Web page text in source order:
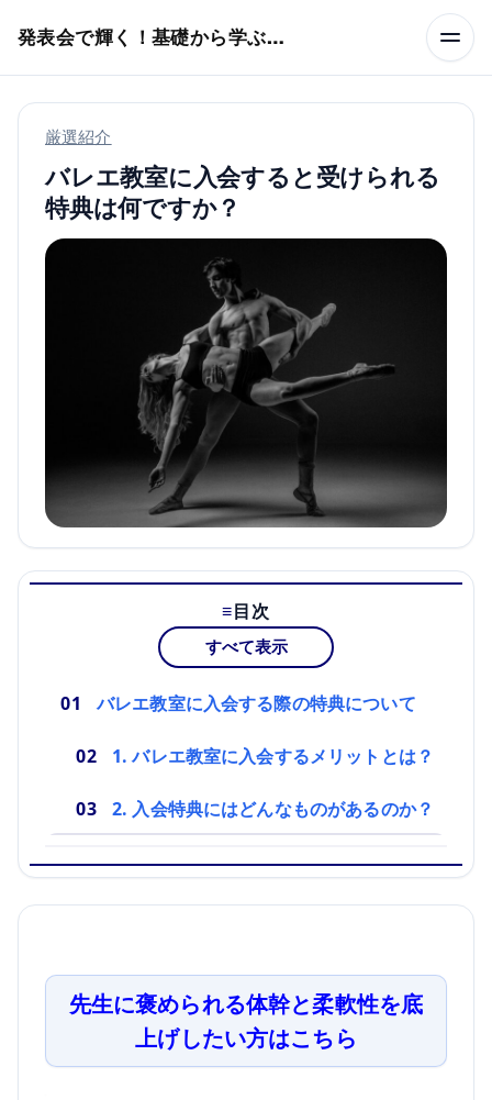
発表会で輝く！基礎から学ぶバレエ術
厳選紹介
バレエ教室に入会すると受けられる
特典は何ですか？
目次
すべて表示
バレエ教室に入会する際の特典について
1. バレエ教室に入会するメリットとは？
2. 入会特典にはどんなものがあるのか？
先生に褒められる体幹と柔軟性を底
上げしたい方はこちら